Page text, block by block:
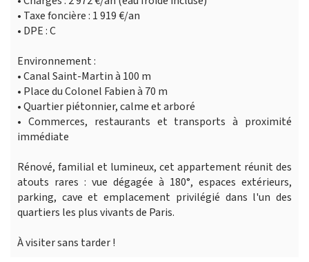
• Taxe foncière : 1 919 €/an
• DPE : C
Environnement :
• Canal Saint-Martin à 100 m
• Place du Colonel Fabien à 70 m
• Quartier piétonnier, calme et arboré
• Commerces, restaurants et transports à proximité
immédiate
Rénové, familial et lumineux, cet appartement réunit des
atouts rares : vue dégagée à 180°, espaces extérieurs,
parking, cave et emplacement privilégié dans l'un des
quartiers les plus vivants de Paris.
À visiter sans tarder !